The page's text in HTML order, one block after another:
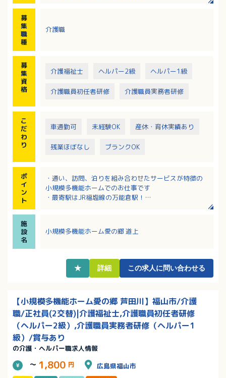
・レクリエーション 有（年1回作品展を開催／外出レク
募
集
職
種
介護職
募
集
資
格
介護福祉士 ヘルパー2級 ヘルパー1級
介護職員初任者研修 介護職員実務者研修
こ
だ
わ
り
車通勤可 未経験OK 産休・育休実績あり
残業ほぼなし ブランクOK
ポ
イ
ン
ト
・通い、訪問、泊りを組み合わせたサービスが特徴の
小規模多機能ホームでのお仕事です
・最寄駅はJR福塩線の万能倉駅！
施
設
名
小規模多機能ホーム愛の郷 道上
★ 詳細 この求人に問い合わせる
【小規模多機能ホーム愛の郷 芦田川】福山市/介護
職/正社員(2交替)|介護福祉士,介護職員初任者研修
（ヘルパー2級）,介護職員実務者研修（ヘルパー1
級）/賞与あり
の介護・ヘルパー職求人情報
～ 1,800 円 広島県福山市